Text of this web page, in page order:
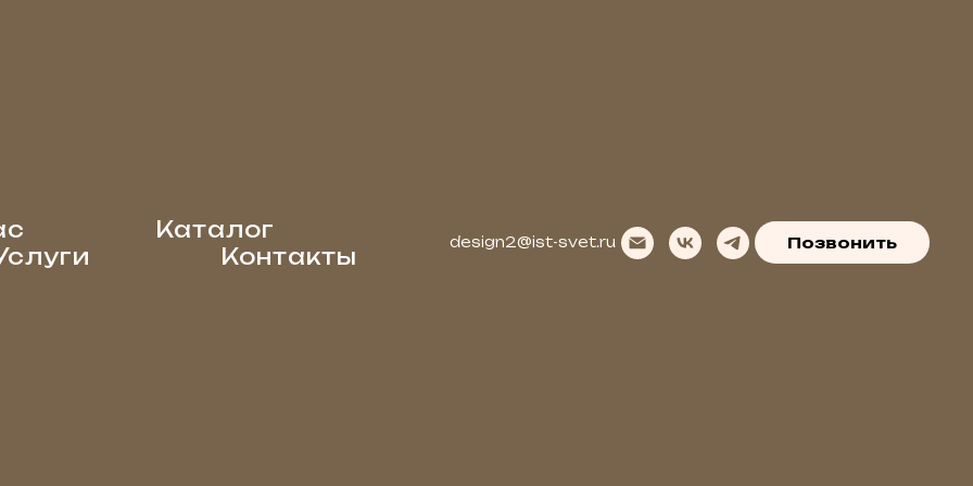
Каталог
Контакты
design2@ist-svet.ru Позвонить